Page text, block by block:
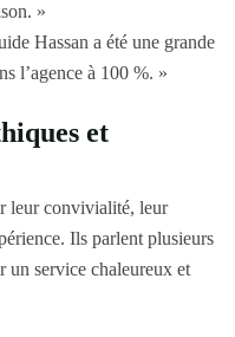
»
Hassan a été une grande
l’agence à 100 %. »
et
leur convivialité, leur
Ils parlent plusieurs
un service chaleureux et